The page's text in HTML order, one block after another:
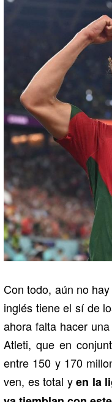
Con todo, aún no
inglés tiene el sí de
ahora falta hacer
Atleti, que en
entre 150 y 170
ven, es total yen la